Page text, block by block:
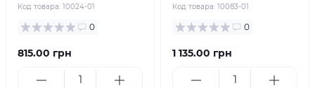
Код товара: 10024-01
0
815.00 грн
Код товара: 10083-01
0
1 135.00 грн